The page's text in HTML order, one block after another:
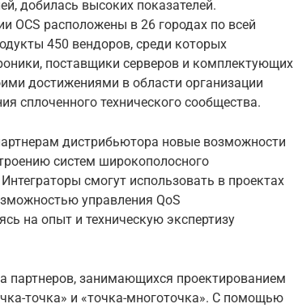
добилась высоких показателей.
OCS расположены в 26 городах по всей
450 вендоров, среди которых
поставщики серверов и комплектующих
достижениями в области организации
сплоченного технического сообщества.
дистрибьютора новые возможности
систем широкополосного
смогут использовать в проектах
управления QoS
на опыт и техническую экспертизу
партнеров, занимающихся проектированием
точка» и «точка-многоточка». С помощью